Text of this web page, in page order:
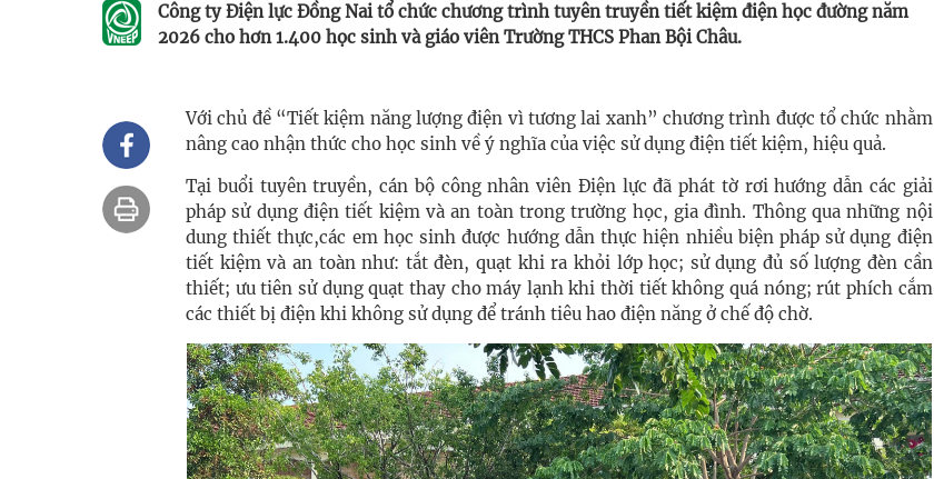
Công ty Điện lực Đồng Nai tổ chức chương trình tuyên truyền tiết kiệm điện học đường năm
2026 cho hơn 1.400 học sinh và giáo viên Trường THCS Phan Bội Châu.
Với chủ đề “Tiết kiệm năng lượng điện vì tương lai xanh” chương trình được tổ chức nhằm
nâng cao nhận thức cho học sinh về ý nghĩa của việc sử dụng điện tiết kiệm, hiệu quả.
Tại buổi tuyên truyền, cán bộ công nhân viên Điện lực đã phát tờ rơi hướng dẫn các giải
pháp sử dụng điện tiết kiệm và an toàn trong trường học, gia đình. Thông qua những nội
dung thiết thực,các em học sinh được hướng dẫn thực hiện nhiều biện pháp sử dụng điện
tiết kiệm và an toàn như: tắt đèn, quạt khi ra khỏi lớp học; sử dụng đủ số lượng đèn cần
thiết; ưu tiên sử dụng quạt thay cho máy lạnh khi thời tiết không quá nóng; rút phích cắm
các thiết bị điện khi không sử dụng để tránh tiêu hao điện năng ở chế độ chờ.